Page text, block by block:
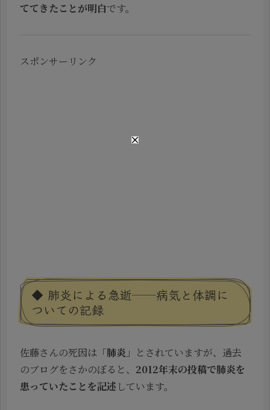
ててきたことが明白です。
スポンサーリンク
◆ 肺炎による急逝──病気と体調に
ついての記録
佐藤さんの死因は「肺炎 」とされていますが、過去
のブログをさかのぼると、 2012年末の投稿で肺炎を
患っていたことを記述 しています。